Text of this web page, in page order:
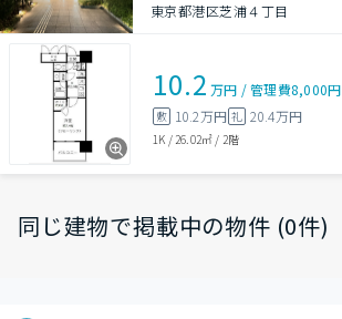
東京都港区芝浦４丁目
10.2 万円 /管理費8,000円
敷 10.2万円 礼 20.4万円
1K / 26.02㎡ / 2階
同じ建物で掲載中の物件 (0件)